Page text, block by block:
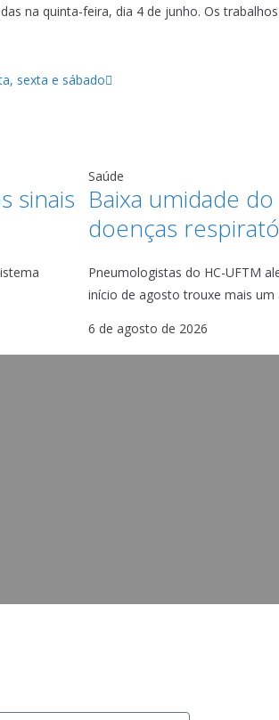
na quinta-feira, dia 4 de junho. Os
sexta e sábado
sinais
Saúde
Baixa umidade
doenças
Pneumologistas do HC-UFTM
início de agosto trouxe mais um
6 de agosto de 2026